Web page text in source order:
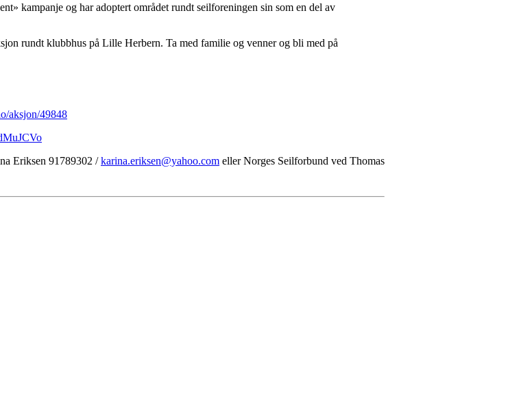
kampanje og har adoptert området rundt seilforeningen sin som en del av
rundt klubbhus på Lille Herbern. Ta med familie og venner og bli med på
aksjon/49848
Eriksen 91789302 /karina.eriksen@yahoo.com eller Norges Seilforbund ved Thomas